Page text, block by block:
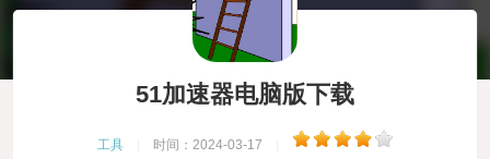
51加速器电脑版下载
工具 时间：2024-03-17